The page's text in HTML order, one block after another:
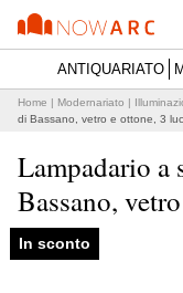
ANTIQUARIATO
Home | Modernariato |
di Bassano, vetro e ottone, 3
Lampadario a
Bassano,
In sconto